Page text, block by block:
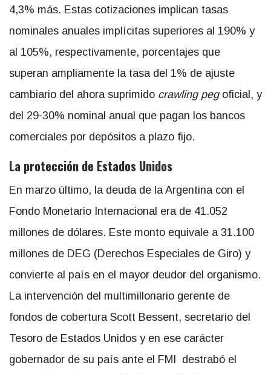
4,3% más. Estas cotizaciones implican tasas
nominales anuales implícitas superiores al 190% y
al 105%, respectivamente, porcentajes que
superan ampliamente la tasa del 1% de ajuste
cambiario del ahora suprimido crawling pegoficial, y
del 29-30% nominal anual que pagan los bancos
comerciales por depósitos a plazo fijo.
La protección de Estados Unidos
En marzo último, la deuda de la Argentina con el
Fondo Monetario Internacional era de 41.052
millones de dólares. Este monto equivale a 31.100
millones de DEG (Derechos Especiales de Giro) y
convierte al país en el mayor deudor del organismo.
La intervención del multimillonario gerente de
fondos de cobertura Scott Bessent, secretario del
Tesoro de Estados Unidos y en ese carácter
gobernador de su país ante el FMI destrabó el